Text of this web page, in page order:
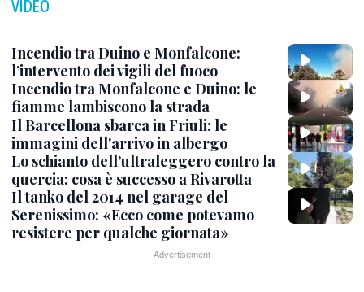
VIDEO
Incendio tra Duino e Monfalcone:
l’intervento dei vigili del fuoco
Incendio tra Monfalcone e Duino: le
fiamme lambiscono la strada
Il Barcellona sbarca in Friuli: le
immagini dell'arrivo in albergo
Lo schianto dell’ultraleggero contro la
quercia: cosa è successo a Rivarotta
Il tanko del 2014 nel garage del
Serenissimo: «Ecco come potevamo
resistere per qualche giornata»